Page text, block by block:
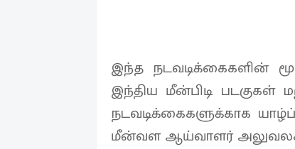
இந்த நடவடிக்கைகளின்
இந்திய மீன்பிடி
நடவடிக்கைகளுக்காக
மீன்வள ஆய்வாளர்